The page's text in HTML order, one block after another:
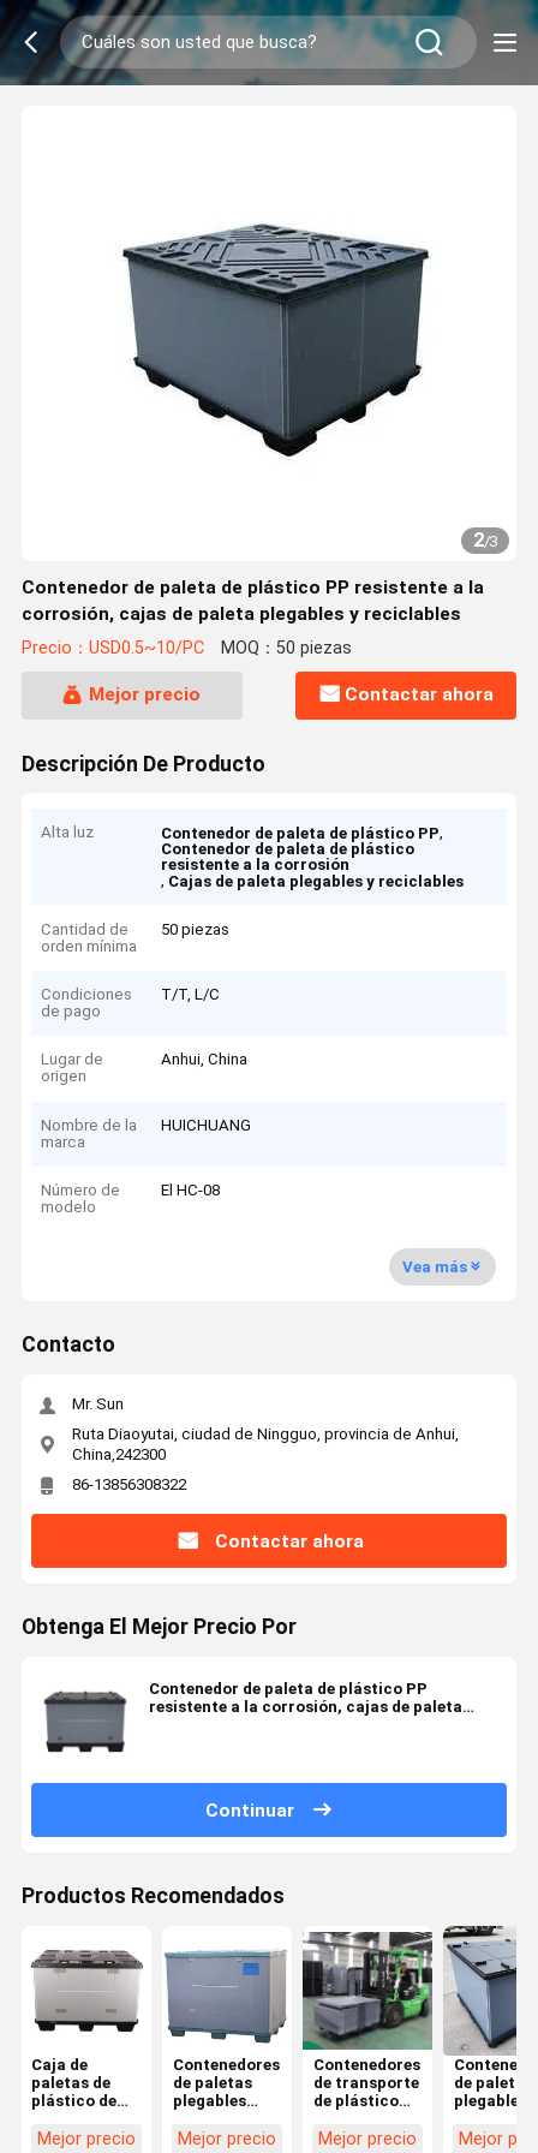
2/3
Contenedor de paleta de plástico PP resistente a la
corrosión, cajas de paleta plegables y reciclables
Precio：USD0.5~10/PC MOQ：50 piezas
Mejor precio Contactar ahora
Descripción De Producto
Alta luz Contenedor de paleta de plástico PP,
Contenedor de paleta de plástico
resistente a la corrosión
, Cajas de paleta plegables y reciclables
Cantidad de
orden mínima
50 piezas
Condiciones
de pago
T/T, L/C
Lugar de
origen
Anhui, China
Nombre de la
marca
HUICHUANG
Número de
modelo
El HC-08
Vea más
Contacto
Mr. Sun
Ruta Diaoyutai, ciudad de Ningguo, provincia de Anhui,
China,242300
86-13856308322
Contactar ahora
Obtenga El Mejor Precio Por
Contenedor de paleta de plástico PP
resistente a la corrosión, cajas de paleta
Continuar
Productos Recomendados
Caja de
paletas de
plástico de
con manga
Mejor precio
Contenedores
de paletas
plegables
Resistentes a
Mejor precio
Contenedores
de transporte
de plástico
capacidad
Mejor precio
de paletas
plegables
Mejor